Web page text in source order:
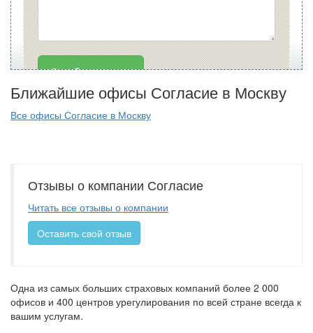
Опубликовать
Ближайшие офисы Согласие в Москву
Все офисы Согласие в Москву
Отзывы о компании Согласие
Читать все отзывы о компании
Оставить свой отзыв
Одна из самых больших страховых компаний более 2 000
офисов и 400 центров урегулирования по всей стране всегда к
вашим услугам.